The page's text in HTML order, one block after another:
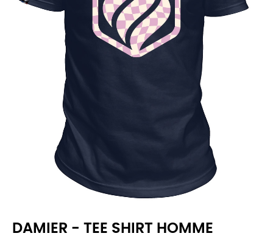
DAMIER - TEE SHIRT HOMME